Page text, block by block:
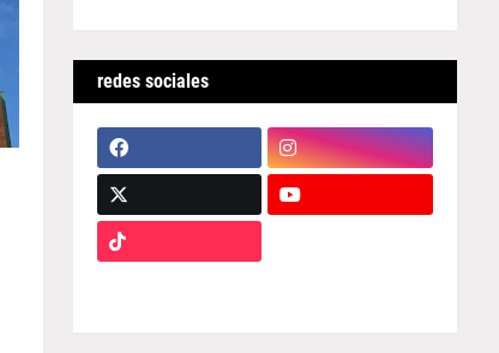
redes sociales